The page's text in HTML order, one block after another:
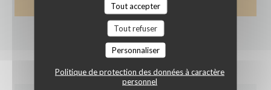
Tout accepter
Tout refuser
Personnaliser
Politique de protection des données à caractère
personnel